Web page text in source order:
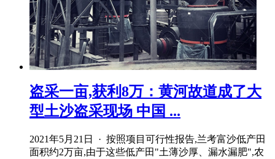
盗采一亩,获利8万：黄河故道成了大
型土沙盗采现场 中国 ...
2021年5月21日 · 按照项目可行性报告,兰考富沙低产田
面积约2万亩,由于这些低产田"土薄沙厚、漏水漏肥",农